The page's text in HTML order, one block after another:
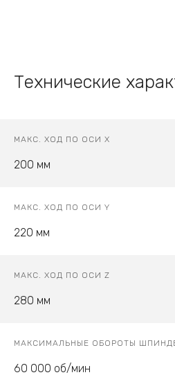
Технические
МАКС. ХОД ПО ОСИ X
200 мм
МАКС. ХОД ПО ОСИ Y
220 мм
МАКС. ХОД ПО ОСИ Z
280 мм
МАКСИМАЛЬНЫЕ ОБОРОТЫ
60 000 об/мин